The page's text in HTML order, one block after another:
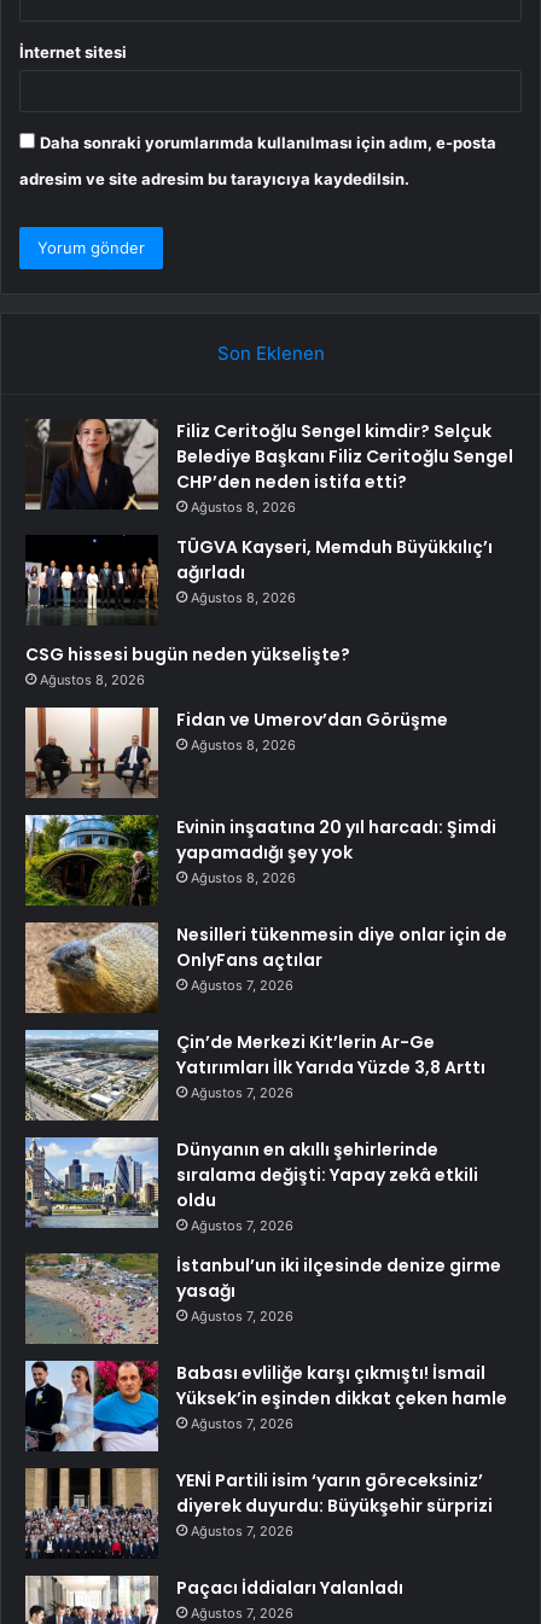
İnternet sitesi
Daha sonraki yorumlarımda kullanılması için adım, e-posta
adresim ve site adresim bu tarayıcıya kaydedilsin.
Son Eklenen
Filiz Ceritoğlu Sengel kimdir? Selçuk
Belediye Başkanı Filiz Ceritoğlu Sengel
CHP’den neden istifa etti?
Ağustos 8, 2026
TÜGVA Kayseri, Memduh Büyükkılıç’ı
ağırladı
Ağustos 8, 2026
CSG hissesi bugün neden yükselişte?
Ağustos 8, 2026
Fidan ve Umerov’dan Görüşme
Ağustos 8, 2026
Evinin inşaatına 20 yıl harcadı: Şimdi
yapamadığı şey yok
Ağustos 8, 2026
Nesilleri tükenmesin diye onlar için de
OnlyFans açtılar
Ağustos 7, 2026
Çin’de Merkezi Kit’lerin Ar-Ge
Yatırımları İlk Yarıda Yüzde 3,8 Arttı
Ağustos 7, 2026
Dünyanın en akıllı şehirlerinde
sıralama değişti: Yapay zekâ etkili
oldu
Ağustos 7, 2026
İstanbul’un iki ilçesinde denize girme
yasağı
Ağustos 7, 2026
Babası evliliğe karşı çıkmıştı! İsmail
Yüksek’in eşinden dikkat çeken hamle
Ağustos 7, 2026
YENİ Partili isim ‘yarın göreceksiniz’
diyerek duyurdu: Büyükşehir sürprizi
Ağustos 7, 2026
Paçacı İddiaları Yalanladı
Ağustos 7, 2026